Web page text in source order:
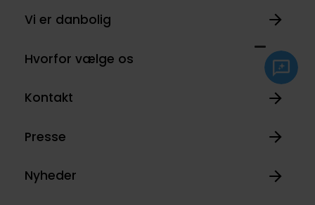
Vi er danbolig
Hvorfor vælge os
Kontakt
Presse
Nyheder